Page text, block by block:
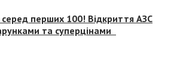
серед перших 100! Відкриття АЗС
та суперцінами